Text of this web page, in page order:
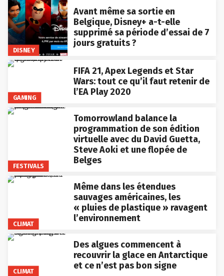
DISNEY
Avant même sa sortie en
Belgique, Disney+ a-t-elle
supprimé sa période d’essai de 7
jours gratuits ?
GAMING
FIFA 21, Apex Legends et Star
Wars: tout ce qu’il faut retenir de
l’EA Play 2020
FESTIVALS
Tomorrowland balance la
programmation de son édition
virtuelle avec du David Guetta,
Steve Aoki et une flopée de
Belges
CLIMAT
Même dans les étendues
sauvages américaines, les
« pluies de plastique » ravagent
l’environnement
CLIMAT
Des algues commencent à
recouvrir la glace en Antarctique
et ce n’est pas bon signe